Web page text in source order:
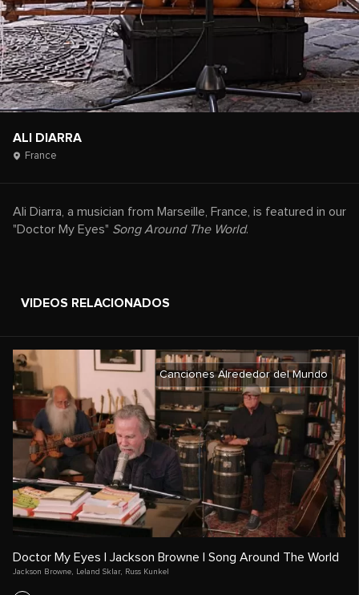
ALI DIARRA
France
Ali Diarra, a musician from Marseille, France, is featured in our
"Doctor My Eyes" Song Around The World.
VIDEOS RELACIONADOS
Canciones Alrededor del Mundo
Doctor My Eyes | Jackson Browne | Song Around The World
Jackson Browne Leland Sklar, Russ Kunkel